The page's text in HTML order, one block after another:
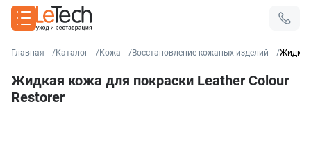
Главная Каталог Кожа Восстановление кожаных изделий Жидкая
Жидкая кожа для покраски Leather Colour
Restorer